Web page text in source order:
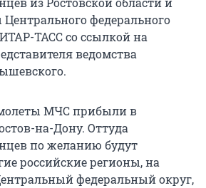
федерального
ТАСС со ссылкой на
ведомства
МЧС прибыли в
на-Дону. Оттуда
по желанию будут
российские регионы, на
федеральный округ,